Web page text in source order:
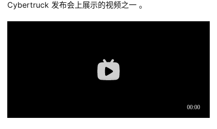
Cybertruck 发布会上展示的视频之一 。